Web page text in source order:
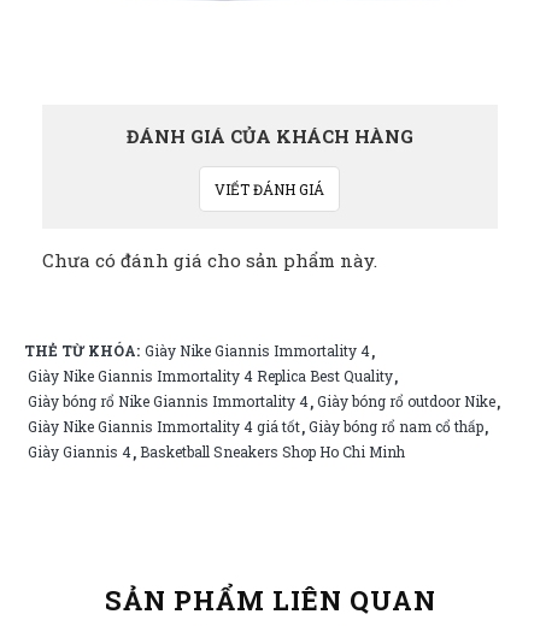
ĐÁNH GIÁ CỦA KHÁCH HÀNG
VIẾT ĐÁNH GIÁ
Chưa có đánh giá cho sản phẩm này.
THẺ TỪ KHÓA: Giày Nike Giannis Immortality 4,
Giày Nike Giannis Immortality 4 Replica Best Quality,
Giày bóng rổ Nike Giannis Immortality 4,Giày bóng rổ outdoor Nike,
Giày Nike Giannis Immortality 4 giá tốt,Giày bóng rổ nam cổ thấp,
Giày Giannis 4,Basketball Sneakers Shop Ho Chi Minh
SẢN PHẨM LIÊN QUAN